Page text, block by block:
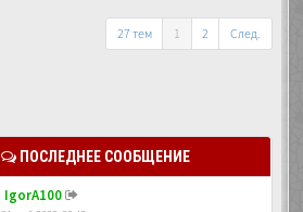
27 тем 1 2 След.
ПОСЛЕДНЕЕ СООБЩЕНИЕ
IgorA100